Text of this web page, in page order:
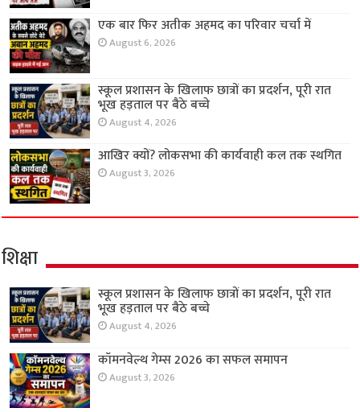
एक बार फिर अतीक अहमद का परिवार चर्चा में
August 6, 2026
स्कूल प्रशासन के खिलाफ छात्रों का प्रदर्शन, पूरी रात
भूख हड़ताल पर बैठे बच्चे
August 4, 2026
आखिर क्यों? लोकसभा की कार्यवाही कल तक स्थगित
August 3, 2026
शिक्षा
स्कूल प्रशासन के खिलाफ छात्रों का प्रदर्शन, पूरी रात
भूख हड़ताल पर बैठे बच्चे
August 4, 2026
कॉमनवेल्थ गेम्स 2026 का सफल समापन
August 3, 2026